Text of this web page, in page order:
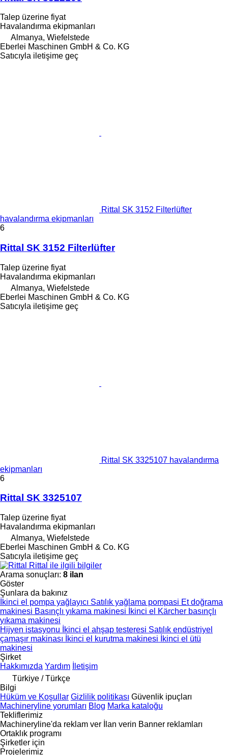
Talep üzerine fiyat
Havalandırma ekipmanları
Almanya, Wiefelstede
Eberlei Maschinen GmbH & Co. KG
Satıcıyla iletişime geç
Rittal SK 3152 Filterlüfter
havalandırma ekipmanları
6
Rittal SK 3152 Filterlüfter
Talep üzerine fiyat
Havalandırma ekipmanları
Almanya, Wiefelstede
Eberlei Maschinen GmbH & Co. KG
Satıcıyla iletişime geç
Rittal SK 3325107 havalandırma
ekipmanları
6
Rittal SK 3325107
Talep üzerine fiyat
Havalandırma ekipmanları
Almanya, Wiefelstede
Eberlei Maschinen GmbH & Co. KG
Satıcıyla iletişime geç
Rittal ile ilgili bilgiler
Arama sonuçları: 8 ilan
Göster
Şunlara da bakınız
İkinci el pompa yağlayıcı Satılık yağlama pompasi Et doğrama
makinesi Basınçlı yıkama makinesi
İkinci el Kärcher basınçlı
yıkama makinesi
Hijyen istasyonu
İkinci el ahşap testeresi Satılık endüstriyel
çamaşır makinası
İkinci el kurutma makinesi
İkinci el ütü
makinesi
Şirket
Hakkımızda Yardım
İletişim
Türkiye / Türkçe
Bilgi
Hüküm ve Koşullar Gizlilik politikası Güvenlik ipuçları
Machineryline yorumları Blog Marka kataloğu
Tekliflerimiz
Machineryline'da reklam ver
İlan verin Banner reklamları
Ortaklık programı
Şirketler için
Projelerimiz